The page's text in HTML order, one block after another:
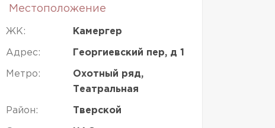
Местоположение
ЖК: Камергер
Адрес: Георгиевский пер, д 1
Метро:
Охотный ряд,
Театральная
Район: Тверской